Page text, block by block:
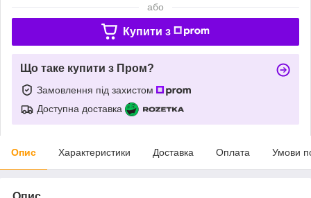
або
Купити з
Що таке купити з Пром?
Замовлення під захистом
Доступна доставка
Опис Характеристики Доставка Оплата Умови